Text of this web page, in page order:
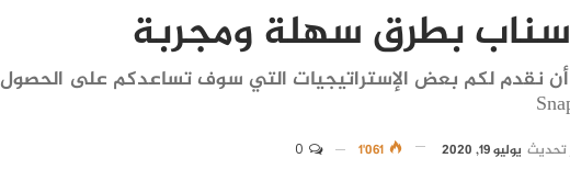
سناب بطرق سهلة ومجربة
نقدم لكم بعض الإستراتيجيات التي سوف تساعدكم على الحصول
تحديث يوليو 19, 2020